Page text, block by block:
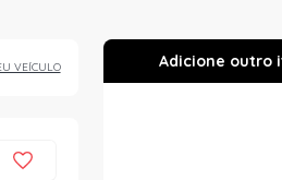
VEÍCULO